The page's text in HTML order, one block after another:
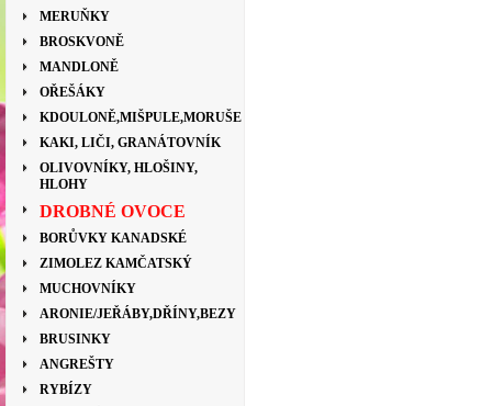
MERUŇKY
BROSKVONĚ
MANDLONĚ
OŘEŠÁKY
KDOULONĚ,MIŠPULE,MORUŠE
KAKI, LIČI, GRANÁTOVNÍK
OLIVOVNÍKY, HLOŠINY,
HLOHY
DROBNÉ OVOCE
BORŮVKY KANADSKÉ
ZIMOLEZ KAMČATSKÝ
MUCHOVNÍKY
ARONIE/JEŘÁBY,DŘÍNY,BEZY
BRUSINKY
ANGREŠTY
RYBÍZY